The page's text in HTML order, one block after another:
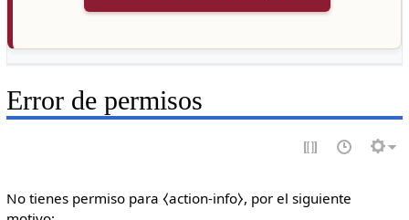
Error de permisos
No tienes permiso para ⧼action-info⧽, por el siguiente